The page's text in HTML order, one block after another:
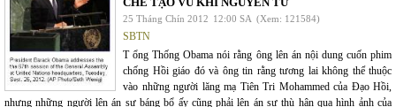
25 Tháng Chín 2012 12:00 SA (Xem: 121584)
SBTN
T ổng Thống Obama nói rằng ông lên án nội dung cuốn phim
chống Hồi giáo đó và ông tin rằng tương lai không thể thuộc
vào những người lăng mạ Tiên Tri Mohammed của Đạo Hồi,
nhưng những người lên án sự báng bổ ấy cũng phải lên án sự thù hận qua hình ảnh của